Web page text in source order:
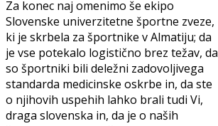
Za konec naj omenimo še ekipo
Slovenske univerzitetne športne zveze,
ki je skrbela za športnike v Almatiju; da
je vse potekalo logistično brez težav, da
so športniki bili deležni zadovoljivega
standarda medicinske oskrbe in, da ste
o njihovih uspehih lahko brali tudi Vi,
draga slovenska in, da je o naših